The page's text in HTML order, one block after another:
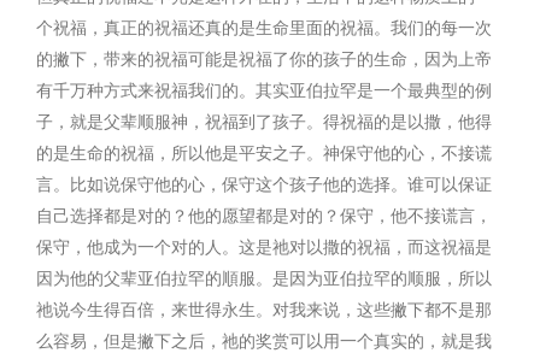
个祝福，真正的祝福还真的是生命里面的祝福。我们的每一次
的撇下，带来的祝福可能是祝福了你的孩子的生命，因为上帝
有千万种方式来祝福我们的。其实亚伯拉罕是一个最典型的例
子，就是父辈顺服神，祝福到了孩子。得祝福的是以撒，他得
的是生命的祝福，所以他是平安之子。神保守他的心，不接谎
言。比如说保守他的心，保守这个孩子他的选择。谁可以保证
自己选择都是对的？他的愿望都是对的？保守，他不接谎言，
保守，他成为一个对的人。这是祂对以撒的祝福，而这祝福是
因为他的父辈亚伯拉罕的順服。是因为亚伯拉罕的顺服，所以
祂说今生得百倍，来世得永生。对我来说，这些撇下都不是那
么容易，但是撇下之后，祂的奖赏可以用一个真实的，就是我